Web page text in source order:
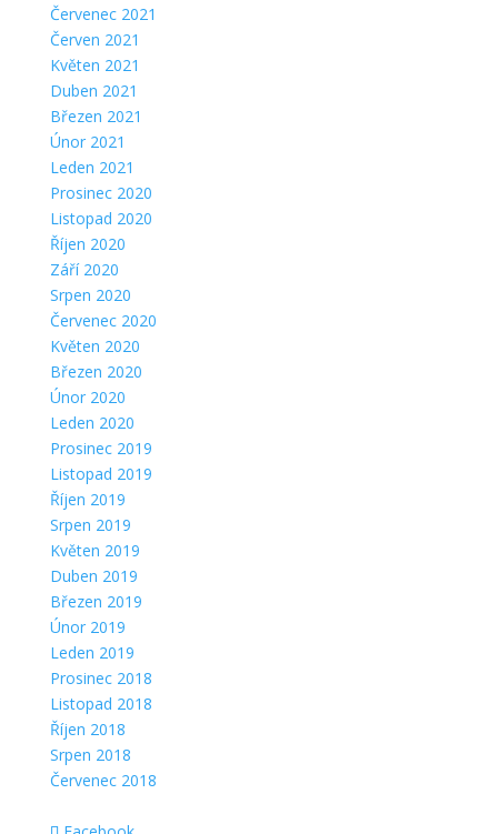
Červenec 2021
Červen 2021
Květen 2021
Duben 2021
Březen 2021
Únor 2021
Leden 2021
Prosinec 2020
Listopad 2020
Říjen 2020
Září 2020
Srpen 2020
Červenec 2020
Květen 2020
Březen 2020
Únor 2020
Leden 2020
Prosinec 2019
Listopad 2019
Říjen 2019
Srpen 2019
Květen 2019
Duben 2019
Březen 2019
Únor 2019
Leden 2019
Prosinec 2018
Listopad 2018
Říjen 2018
Srpen 2018
Červenec 2018